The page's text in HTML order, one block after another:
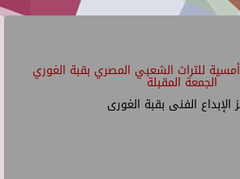
للتراث الشعبي المصري بقبة الغوري
الجمعة المقبلة
الإبداع الفنى بقبة الغورى